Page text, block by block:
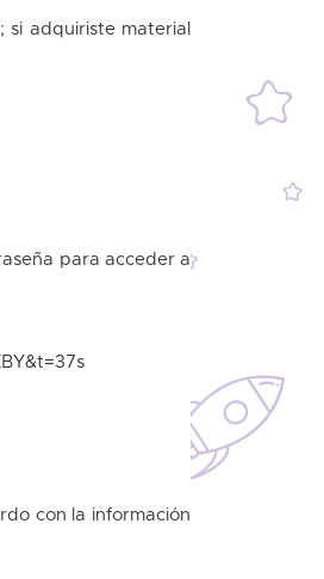
adquiriste material
para acceder a
con la información